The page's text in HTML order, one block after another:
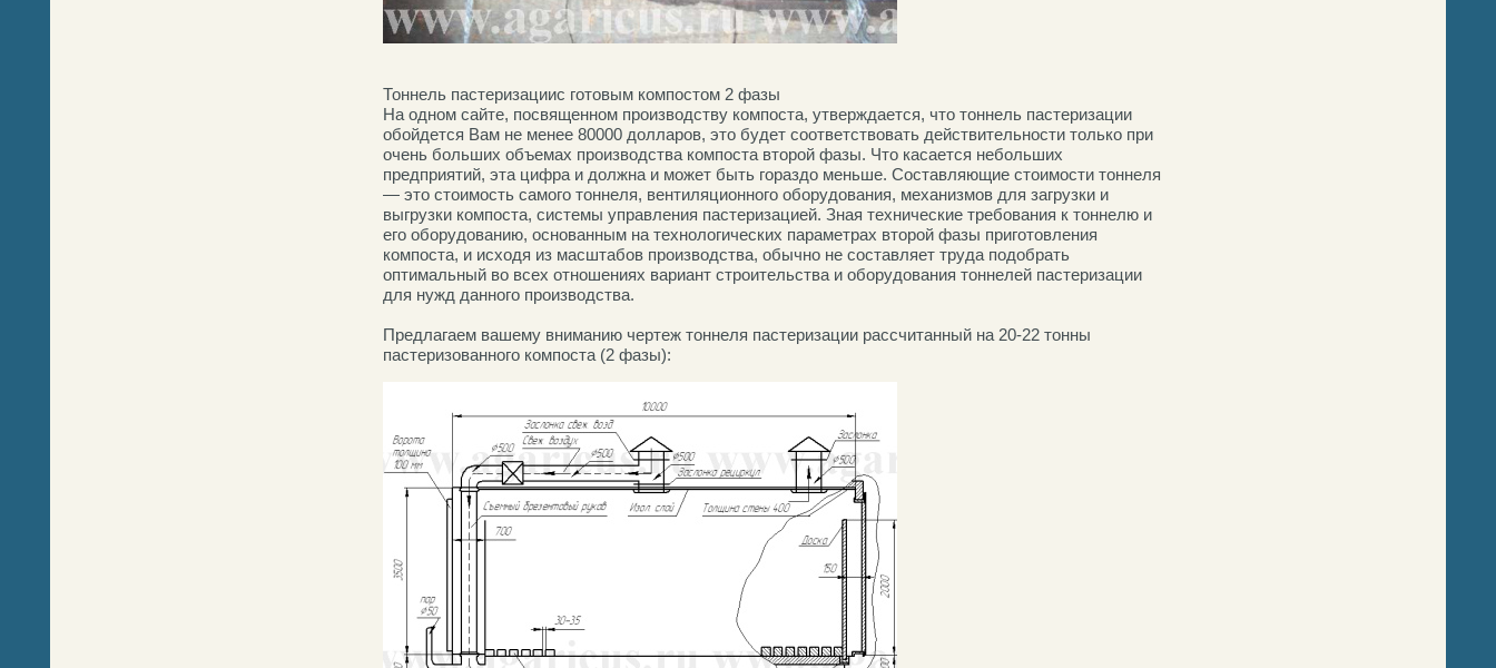
Тоннель пастеризациис готовым компостом 2 фазы
На одном сайте, посвященном производству компоста, утверждается, что тоннель пастеризации
обойдется Вам не менее 80000 долларов, это будет соответствовать действительности только при
очень больших объемах производства компоста второй фазы. Что касается небольших
предприятий, эта цифра и должна и может быть гораздо меньше. Составляющие стоимости тоннеля
— это стоимость самого тоннеля, вентиляционного оборудования, механизмов для загрузки и
выгрузки компоста, системы управления пастеризацией. Зная технические требования к тоннелю и
его оборудованию, основанным на технологических параметрах второй фазы приготовления
компоста, и исходя из масштабов производства, обычно не составляет труда подобрать
оптимальный во всех отношениях вариант строительства и оборудования тоннелей пастеризации
для нужд данного производства.
Предлагаем вашему вниманию чертеж тоннеля пастеризации рассчитанный на 20-22 тонны
пастеризованного компоста (2 фазы):